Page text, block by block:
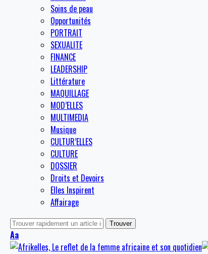
Soins de peau
Opportunités
PORTRAIT
SEXUALITE
FINANCE
LEADERSHIP
Littérature
MAQUILLAGE
MOD’ELLES
MULTIMEDIA
Musique
CULTUR’ELLES
CULTURE
DOSSIER
Droits et Devoirs
Elles Inspirent
Affairage
Aa